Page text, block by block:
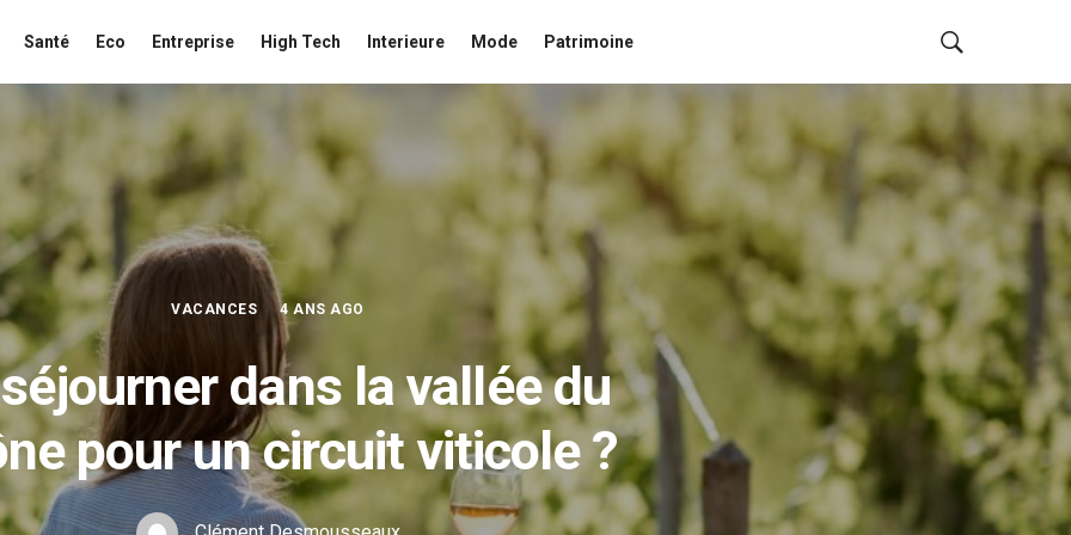
Santé Eco Entreprise High Tech Interieure Mode Patrimoine
VACANCES 4 ANS AGO
dans la vallée du
pour un circuit viticole ?